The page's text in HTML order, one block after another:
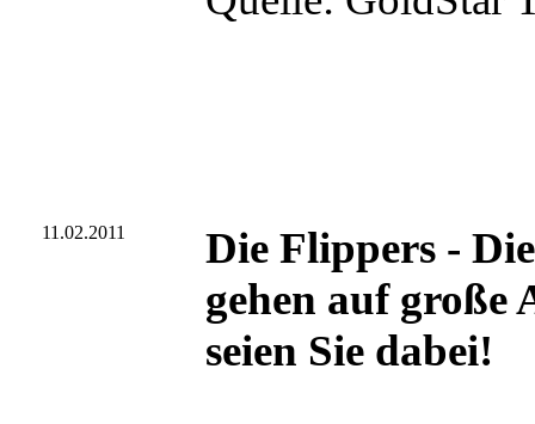
11.02.2011
Die Flippers -
gehen auf große
seien Sie dabei!